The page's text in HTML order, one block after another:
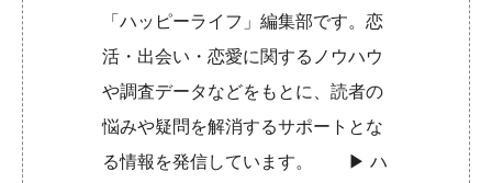
「ハッピーライフ」編集部です。恋
活・出会い・恋愛に関するノウハウ
や調査データなどをもとに、読者の
悩みや疑問を解消するサポートとな
る情報を発信しています。 ▶︎ハ